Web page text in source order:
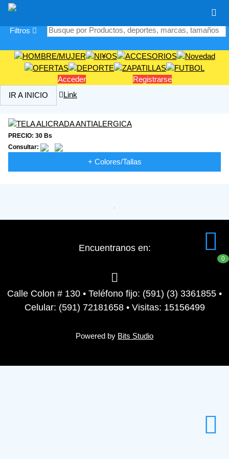
Filtros
Acceder
Registrarse
IR A INICIO
Link
PRECIO: 30 Bs
Consultar:
+ Colores/Tallas
0
Encuentranos en:
Calle Colon # 130 • Teléfono fijo: (591) (3) 3361855 •
Celular: (591) 72181658 • Visitas: 15156499
Powered by Bits Studio